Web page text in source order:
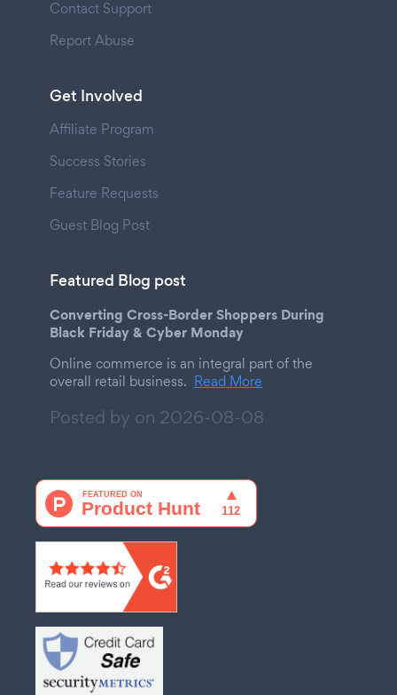
Contact Support
Report Abuse
Get Involved
Affiliate Program
Success Stories
Feature Requests
Guest Blog Post
Featured Blog post
Converting Cross-Border Shoppers During
Black Friday & Cyber Monday
Online commerce is an integral part of the
overall retail business. Read More
Posted by on 2026-08-08